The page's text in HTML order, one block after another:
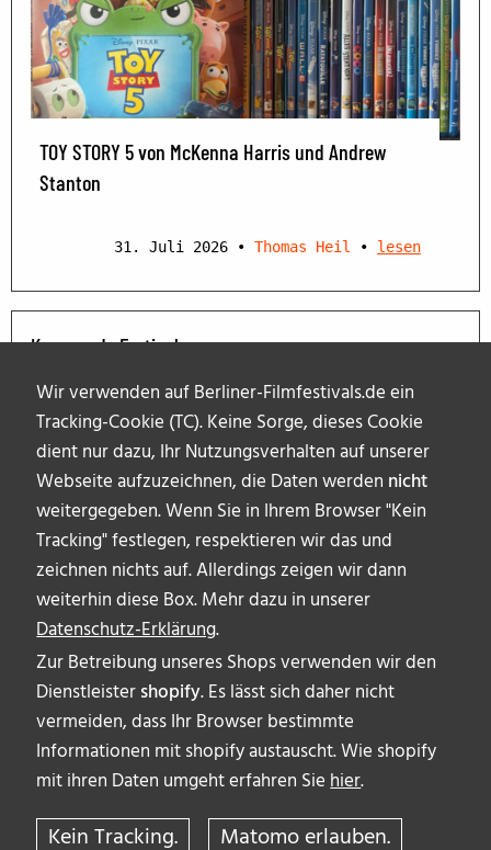
Wir verwenden auf Berliner-Filmfestivals.de ein
Tracking-Cookie (TC). Keine Sorge, dieses Cookie
dient nur dazu, Ihr Nutzungsverhalten auf unserer
Webseite aufzuzeichnen, die Daten werden nicht
weitergegeben. Wenn Sie in Ihrem Browser "Kein
Tracking" festlegen, respektieren wir das und
zeichnen nichts auf. Allerdings zeigen wir dann
weiterhin diese Box. Mehr dazu in unserer
Datenschutz-Erklärung.
Zur Betreibung unseres Shops verwenden wir den
Dienstleistershopify. Es lässt sich daher nicht
vermeiden, dass Ihr Browser bestimmte
Informationen mit shopify austauscht. Wie shopify
mit ihren Daten umgeht erfahren Siehier.
Kein Tracking. Matomo erlauben.
TOY STORY 5 von McKenna Harris und Andrew
Stanton
31. Juli 2026 • Thomas Heil • lesen
Kommende Festivals
ÜBER UNS
AUTOR_INNEN
DATENSCHUTZERKLÄRUNG